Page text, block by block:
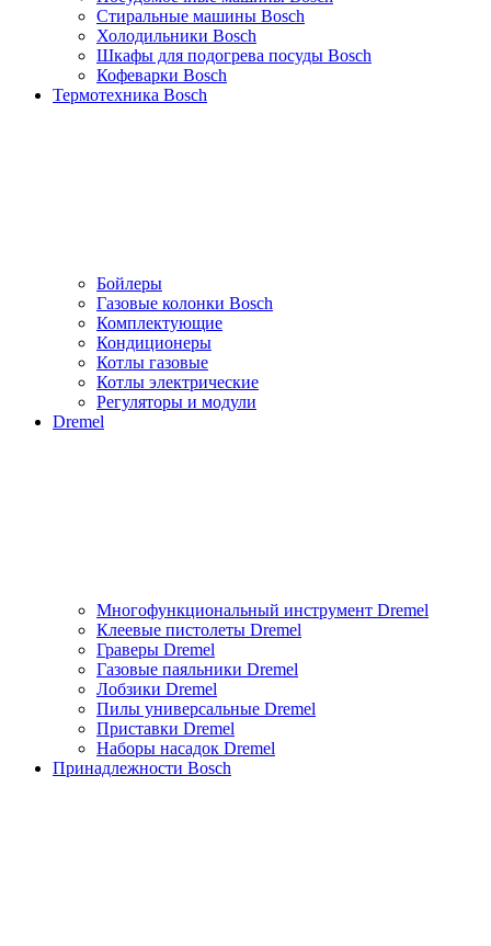
Стиральные машины Bosch
Холодильники Bosch
Шкафы для подогрева посуды Bosch
Кофеварки Bosch
Термотехника Bosch
Бойлеры
Газовые колонки Bosch
Комплектующие
Кондиционеры
Котлы газовые
Котлы электрические
Регуляторы и модули
Dremel
Многофункциональный инструмент Dremel
Клеевые пистолеты Dremel
Граверы Dremel
Газовые паяльники Dremel
Лобзики Dremel
Пилы универсальные Dremel
Приставки Dremel
Наборы насадок Dremel
Принадлежности Bosch